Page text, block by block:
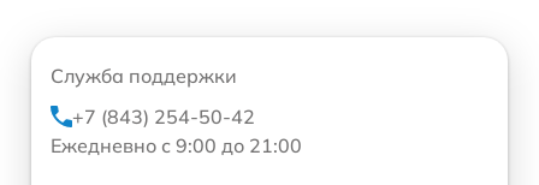
Служба поддержки
+7 (843) 254-50-42
Ежедневно с 9:00 до 21:00